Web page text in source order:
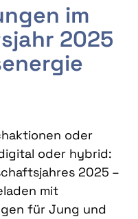
im
2025
oder
oder hybrid:
2025 –
mit
für Jung und